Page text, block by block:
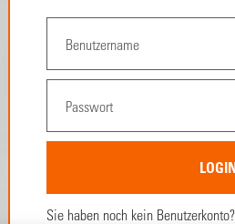
Sie haben noch kein Benutzerkonto?